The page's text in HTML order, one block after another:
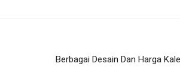
Berbagai Desain Dan Harga